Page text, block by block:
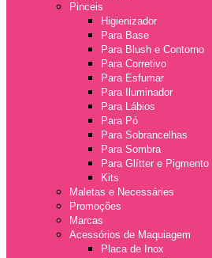
Pinceis
Higienizador
Para Base
Para Blush e Contorno
Para Corretivo
Para Esfumar
Para Iluminador
Para Lábios
Para Pó
Para Sobrancelhas
Para Sombra
Para Glítter e Pigmento
Kits
Maletas e Necessáries
Promoções
Marcas
Acessórios de Maquiagem
Placa de Inox